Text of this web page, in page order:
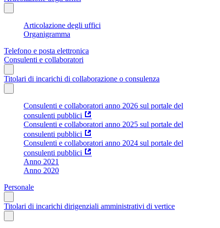
Articolazione degli uffici
Organigramma
Telefono e posta elettronica
Consulenti e collaboratori
Titolari di incarichi di collaborazione o consulenza
Consulenti e collaboratori anno 2026 sul portale del
consulenti pubblici
Consulenti e collaboratori anno 2025 sul portale del
consulenti pubblici
Consulenti e collaboratori anno 2024 sul portale del
consulenti pubblici
Anno 2021
Anno 2020
Personale
Titolari di incarichi dirigenziali amministrativi di vertice